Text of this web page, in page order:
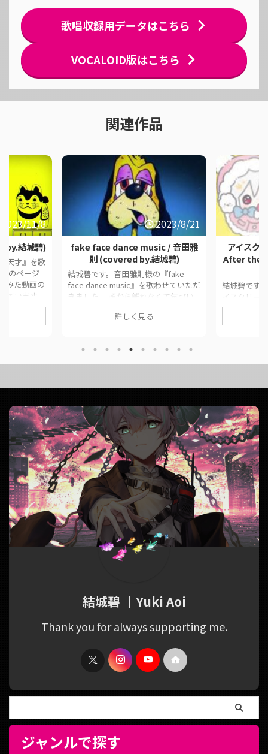
歌唱収録用データはこちら
VOCALOID版はこちら
関連作品
2023/11/8
by.結城碧)
天才』を歌
のページ
みた動画の
います。
奏音69様
2023/8/21
fake face dance music / 音田雅
則 (covered by.結城碧)
結城碧です。音田雅則様の『fake
face dance music』を歌わせていただ
きました。 頭から離れなくて気づい
たら歌ってました。 このページでは、
に公開された歌ってみた動画の情報や
music / 音田雅則様Vocal結城碧Mix大
福みっくす様 ■ 動画リンク fake face
結城碧)
詳しく見る
アイスク
After the
結城碧です
イスクリー
せていただ
プレックス
クリームコ
https://
結城碧 ｜Yuki Aoi
Thank you for always supporting me.
ジャンルで探す